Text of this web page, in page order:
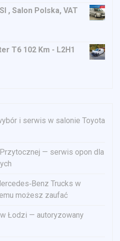
, Salon Polska, VAT
T6 102 Km - L2H1
i serwis w salonie Toyota
— serwis opon dla
Trucks w
możesz zaufać
Łodzi — autoryzowany